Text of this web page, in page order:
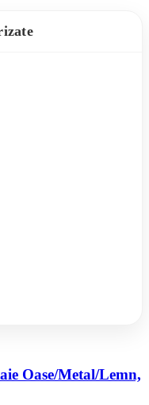
Oase/Metal/Lemn,